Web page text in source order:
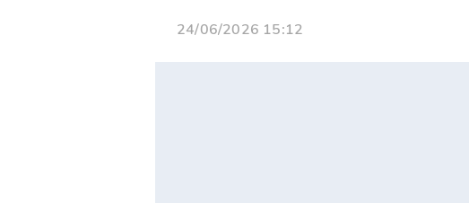
24/06/2026 15:12